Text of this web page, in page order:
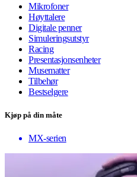
Mikrofoner
Høyttalere
Digitale penner
Simuleringsutstyr
Racing
Presentasjonsenheter
Musematter
Tilbehør
Bestselgere
Kjøp på din måte
MX-serien